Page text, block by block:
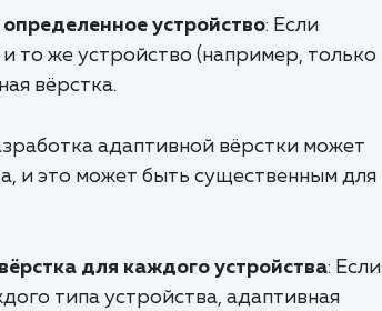
устройство: Если
то же устройство (например, только
вёрстка.
адаптивной вёрстки может
и это может быть существенным для
для каждого устройства: Если
типа устройства, адаптивная